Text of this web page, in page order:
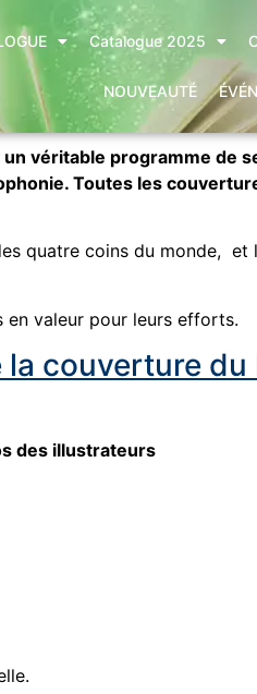
Catalogue 2025
NOUVEAUTÉ
véritable programme de
Toutes les
quatre coins du monde, et
en valeur pour leurs efforts.
couverture du
des illustrateurs